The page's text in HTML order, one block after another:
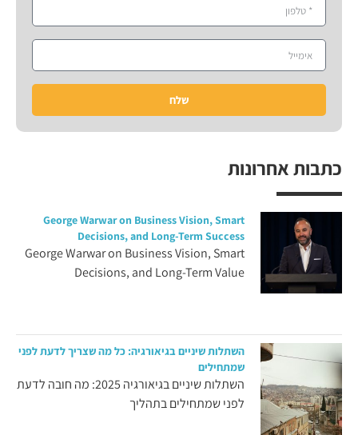
כתבות אחרונות
George Warwar on Business Vision, Smart
Decisions, and Long-Term Success
George Warwar on Business Vision, Smart
Decisions, and Long-Term Value
השתלות שיניים בגיאורגיה: כל מה שצריך לדעת לפני
שמתחילים
השתלות שיניים בגיאורגיה 2025: מה חובה לדעת
לפני שמתחילים בתהליך
שלח